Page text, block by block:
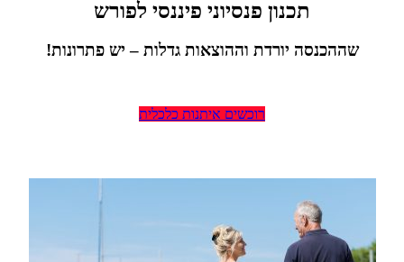
תכנון פנסיוני פיננסי לפורש
שההכנסה יורדת וההוצאות גדלות – יש פתרונות!
רוכשים איתנות כלכלית